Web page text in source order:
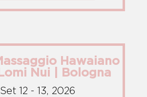
Hawaiano
Nui | Bologna
Set 12 - 13, 2026